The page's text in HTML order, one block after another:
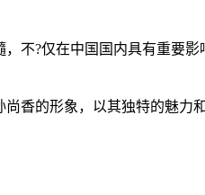
不?仅在中国国内具有重要影
香的形象，以其独特的魅力